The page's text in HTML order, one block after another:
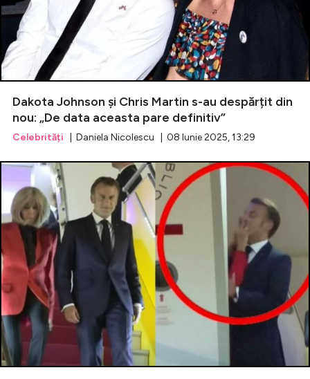
Dakota Johnson și Chris Martin s-au despărțit din
nou: „De data aceasta pare definitiv”
Celebrități | Daniela Nicolescu | 08 Iunie 2025, 13:29